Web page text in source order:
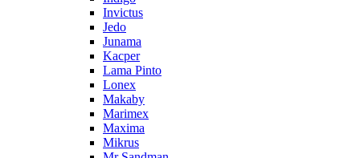
Invictus
Jedo
Junama
Kacper
Lama Pinto
Lonex
Makaby
Marimex
Maxima
Mikrus